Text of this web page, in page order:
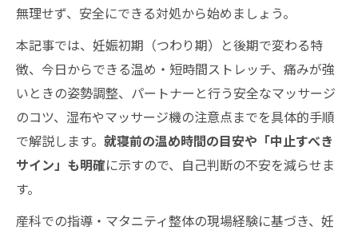
無理せず、安全にできる対処から始めましょう。
本記事では、妊娠初期（つわり期）と後期で変わる特
徴、今日からできる温め・短時間ストレッチ、痛みが強
いときの姿勢調整、パートナーと行う安全なマッサージ
のコツ、湿布やマッサージ機の注意点までを具体的手順
で解説します。 就寝前の温め時間の目安や「中止すべき
サイン」も明確に示すので、自己判断の不安を減らせま
す。
産科での指導・マタニティ整体の現場経験に基づき、妊